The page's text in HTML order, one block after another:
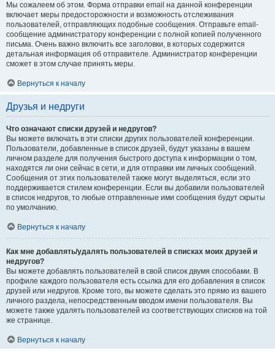
Мы сожалеем об этом. Форма отправки email на данной конференции
включает меры предосторожности и возможность отслеживания
пользователей, отправляющих подобные сообщения. Отправьте email-
сообщение администратору конференции с полной копией полученного
письма. Очень важно включить все заголовки, в которых содержится
детальная информация об отправителе. Администратор конференции
сможет в этом случае принять меры.
Вернуться к началу
Друзья и недруги
Что означают списки друзей и недругов?
Вы можете включать в эти списки других пользователей конференции.
Пользователи, добавленные в список друзей, будут указаны в вашем
личном разделе для получения быстрого доступа к информации о том,
находятся ли они сейчас в сети, и для отправки им личных сообщений.
Сообщения от этих пользователей также могут выделяться, если это
поддерживается стилем конференции. Если вы добавили пользователей
в список недругов, то любые отправленные ими сообщения будут скрыты
по умолчанию.
Вернуться к началу
Как мне добавлять/удалять пользователей в списках моих друзей и
недругов?
Вы можете добавлять пользователей в свой список двумя способами. В
профиле каждого пользователя есть ссылка для его добавления в список
друзей или недругов. Кроме того, вы можете сделать это прямо из вашего
личного раздела, непосредственным вводом имени пользователя. Вы
можете также удалять пользователей из соответствующих списков на той
же странице.
Вернуться к началу